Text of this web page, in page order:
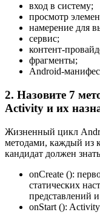
вход в систему;
просмотр
намерение для
сервис;
контент-
фрагменты;
Android-
2. Назовите 7
Activity и их
Жизненный цикл
методами, каждый из
кандидат должен
onCreate ():
статических
представлений
onStart ():